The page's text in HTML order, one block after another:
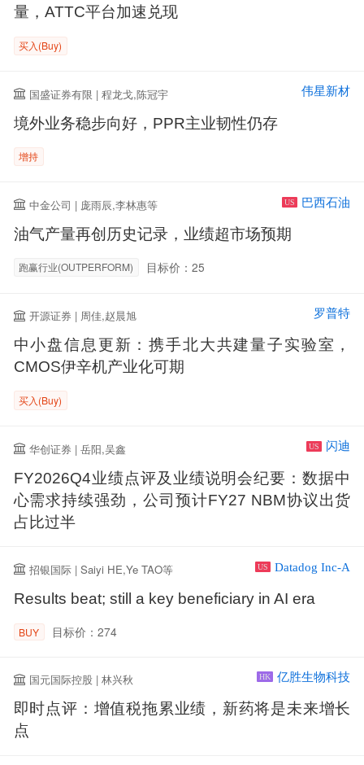
量，ATTC平台加速兑现
买入(Buy)
国盛证券有限 | 程龙戈,陈冠宇 伟星新材
境外业务稳步向好，PPR主业韧性仍存
增持
中金公司 | 庞雨辰,李林惠等 US 巴西石油
油气产量再创历史记录，业绩超市场预期
跑赢行业(OUTPERFORM) 目标价：25
开源证券 | 周佳,赵晨旭 罗普特
中小盘信息更新：携手北大共建量子实验室，
CMOS伊辛机产业化可期
买入(Buy)
华创证券 | 岳阳,吴鑫 US 闪迪
FY2026Q4业绩点评及业绩说明会纪要：数据中
心需求持续强劲，公司预计FY27 NBM协议出货
占比过半
招银国际 | Saiyi HE,Ye TAO等 US Datadog Inc-A
Results beat; still a key beneficiary in AI era
BUY 目标价：274
国元国际控股 | 林兴秋 HK 亿胜生物科技
即时点评：增值税拖累业绩，新药将是未来增长
点